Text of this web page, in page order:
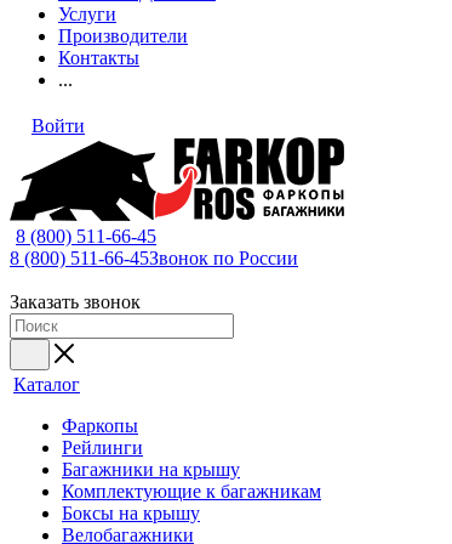
Услуги
Производители
Контакты
...
Войти
8 (800) 511-66-45
8 (800) 511-66-45Звонок по России
Заказать звонок
Каталог
Фаркопы
Рейлинги
Багажники на крышу
Комплектующие к багажникам
Боксы на крышу
Велобагажники